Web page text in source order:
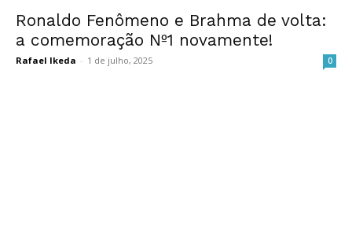
Ronaldo Fenômeno e Brahma de volta:
a comemoração Nº1 novamente!
Rafael Ikeda - 1 de julho, 2025 0